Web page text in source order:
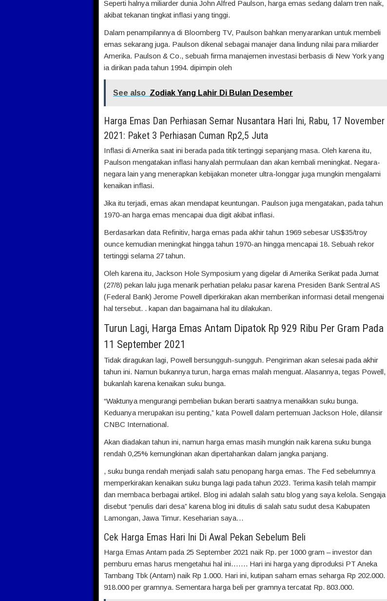
Seperti halnya miliarder dunia John Alfred Paulson, harga emas sedang dalam tren naik,
akibat tekanan tingkat inflasi yang tinggi.
Dalam penampilannya di Bloomberg TV, Paulson bahkan menyarankan untuk membeli
emas sekarang juga. Paulson dikenal sebagai manajer dana lindung nilai para miliarder
Amerika. Paulson & Co., sebuah firma manajemen investasi berbasis di New York yang
ia dirikan pada tahun 1994. dipimpin oleh
See also Zodiak Yang Lahir Di Bulan Desember
Harga Emas Dan Perhiasan Semar Nusantara Hari Ini, Rabu, 17 November
2021: Paket 3 Perhiasan Cuman Rp2,5 Juta
Inflasi di Amerika saat ini berada pada titik tertinggi sepanjang masa. Oleh karena itu,
Paulson mengatakan inflasi hanyalah permulaan dan akan kembali meningkat. Negara-
negara lain yang menerapkan kebijakan moneter ultra-longgar juga mungkin mengalami
kenaikan inflasi.
Jika itu terjadi, emas akan mendapat keuntungan. Paulson juga mengatakan, pada tahun
1970-an harga emas mencapai dua digit akibat inflasi.
Berdasarkan data Refinitiv, harga emas pada akhir tahun 1969 sebesar US$35/troy
ounce kemudian meningkat hingga tahun 1970-an hingga mencapai 18. Sebuah rekor
tertinggi selama 27 tahun.
Oleh karena itu, Jackson Hole Symposium yang digelar di Amerika Serikat pada Jumat
(27/8) pekan lalu juga menarik perhatian pelaku pasar karena Presiden Bank Sentral AS
(Federal Bank) Jerome Powell diperkirakan akan memberikan informasi detail mengenai
hal tersebut. . kapan dan bagaimana hal itu dilakukan.
Turun Lagi, Harga Emas Antam Dipatok Rp 929 Ribu Per Gram Pada
11 September 2021
Tidak diragukan lagi, Powell bersungguh-sungguh. Pengiriman akan selesai pada akhir
tahun ini. Namun bukannya turun, harga emas malah menguat. Alasannya, tegas Powell,
bukanlah karena kenaikan suku bunga.
“Waktunya mengurangi pembelian bukan berarti saatnya menaikkan suku bunga.
Keduanya merupakan isu penting,” kata Powell dalam pertemuan Jackson Hole, dilansir
CNBC International.
Akan diadakan tahun ini, namun harga emas masih mungkin naik karena suku bunga
rendah 0,25% kemungkinan akan dipertahankan dalam jangka panjang.
, suku bunga rendah menjadi salah satu penopang harga emas. The Fed sebelumnya
memperkirakan kenaikan suku bunga lagi pada tahun 2023. Terima kasih telah mampir
dan membaca berbagai artikel. Blog ini adalah salah satu blog yang saya kelola. Sengaja
disebut “penulis dari desa” karena blog ini ditulis di salah satu sudut desa Kabupaten
Lamongan, Jawa Timur. Keseharian saya…
Cek Harga Emas Hari Ini Di Awal Pekan Sebelum Beli
Harga Emas Antam pada 25 September 2021 naik Rp. per 1000 gram – investor dan
pemburu emas harus mengetahui hal ini……. Hari ini harga yang diproduksi PT Aneka
Tambang Tbk (Antam) naik Rp 1.000. Hari ini, kutipan saham emas seharga Rp 202.000.
918.000 per gramnya. Sementara harga beli per gramnya tercatat Rp. 803.000.